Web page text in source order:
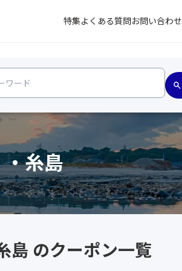
特集よくある質問お問い合わせ
・糸島
島 のクーポン一覧